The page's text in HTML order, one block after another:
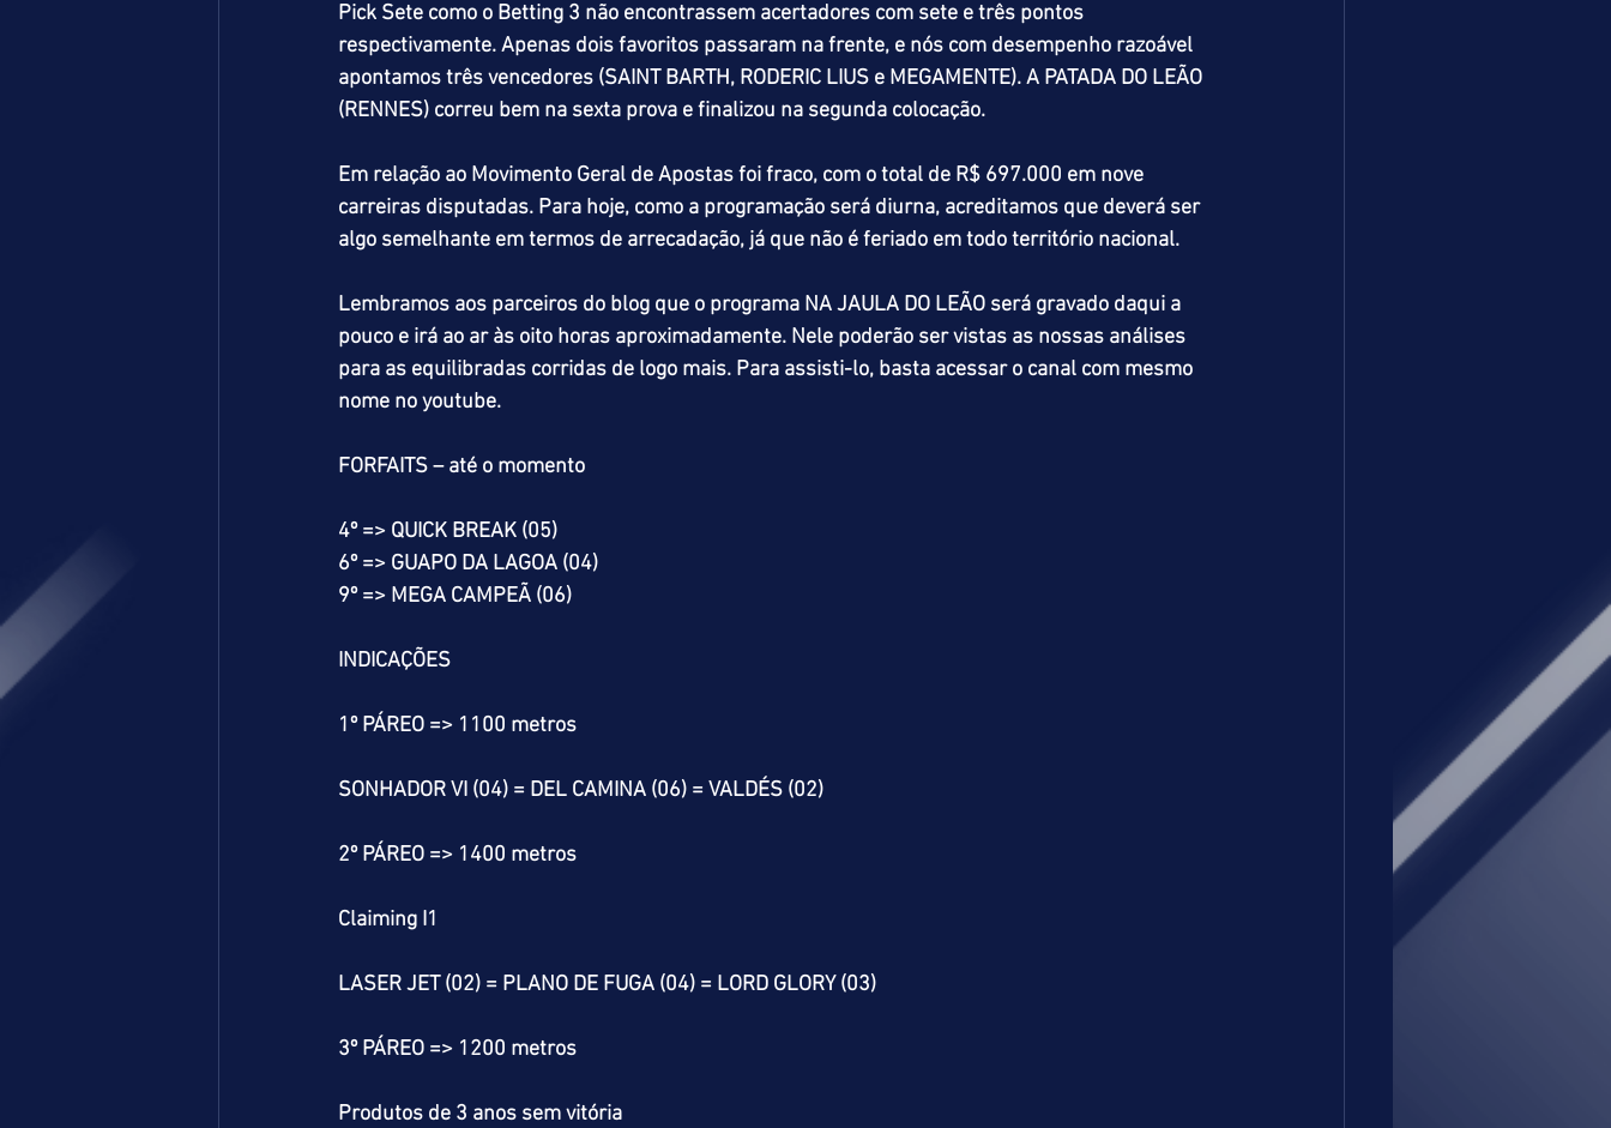
Pick Sete como o Betting 3 não encontrassem acertadores com sete e três pontos
respectivamente. Apenas dois favoritos passaram na frente, e nós com desempenho razoável
apontamos três vencedores (SAINT BARTH, RODERIC LIUS e MEGAMENTE). A PATADA DO LEÃO
(RENNES) correu bem na sexta prova e finalizou na segunda colocação.
Em relação ao Movimento Geral de Apostas foi fraco, com o total de R$ 697.000 em nove
carreiras disputadas. Para hoje, como a programação será diurna, acreditamos que deverá ser
algo semelhante em termos de arrecadação, já que não é feriado em todo território nacional.
Lembramos aos parceiros do blog que o programa NA JAULA DO LEÃO será gravado daqui a
pouco e irá ao ar às oito horas aproximadamente. Nele poderão ser vistas as nossas análises
para as equilibradas corridas de logo mais. Para assisti-lo, basta acessar o canal com mesmo
nome no youtube.
FORFAITS – até o momento
4º => QUICK BREAK (05)
6º => GUAPO DA LAGOA (04)
9º => MEGA CAMPEÃ (06)
INDICAÇÕES
1º PÁREO => 1100 metros
SONHADOR VI (04) = DEL CAMINA (06) = VALDÉS (02)
2º PÁREO => 1400 metros
Claiming I1
LASER JET (02) = PLANO DE FUGA (04) = LORD GLORY (03)
3º PÁREO => 1200 metros
Produtos de 3 anos sem vitória